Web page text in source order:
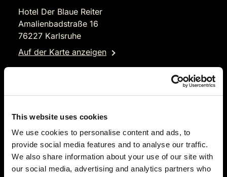
This website uses cookies
We use cookies to personalise content and ads, to
provide social media features and to analyse our traffic.
We also share information about your use of our site with
our social media, advertising and analytics partners who
Hotel Der Blaue Reiter
Amalienbadstraße 16
76227 Karlsruhe
Auf der Karte anzeigen
VVK geschlossen